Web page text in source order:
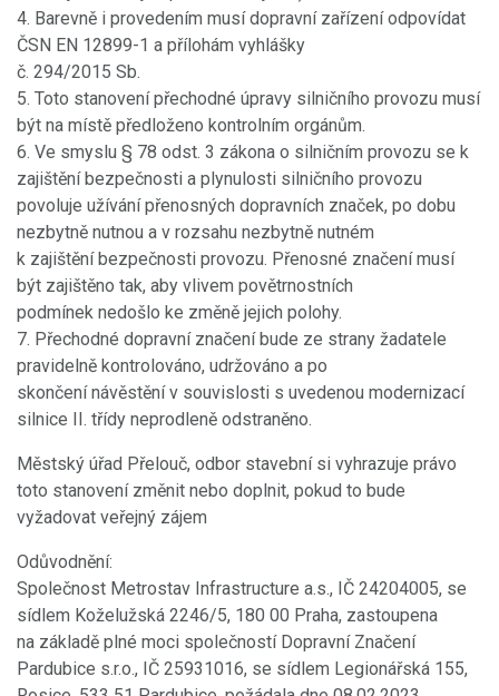
4. Barevně i provedením musí dopravní zařízení odpovídat
ČSN EN 12899-1 a přílohám vyhlášky
č. 294/2015 Sb.
5. Toto stanovení přechodné úpravy silničního provozu musí
být na místě předloženo kontrolním orgánům.
6. Ve smyslu § 78 odst. 3 zákona o silničním provozu se k
zajištění bezpečnosti a plynulosti silničního provozu
povoluje užívání přenosných dopravních značek, po dobu
nezbytně nutnou a v rozsahu nezbytně nutném
k zajištění bezpečnosti provozu. Přenosné značení musí
být zajištěno tak, aby vlivem povětrnostních
podmínek nedošlo ke změně jejich polohy.
7. Přechodné dopravní značení bude ze strany žadatele
pravidelně kontrolováno, udržováno a po
skončení návěstění v souvislosti s uvedenou modernizací
silnice II. třídy neprodleně odstraněno.
Městský úřad Přelouč, odbor stavební si vyhrazuje právo
toto stanovení změnit nebo doplnit, pokud to bude
vyžadovat veřejný zájem
Odůvodnění:
Společnost Metrostav Infrastructure a.s., IČ 24204005, se
sídlem Koželužská 2246/5, 180 00 Praha, zastoupena
na základě plné moci společností Dopravní Značení
Pardubice s.r.o., IČ 25931016, se sídlem Legionářská 155,